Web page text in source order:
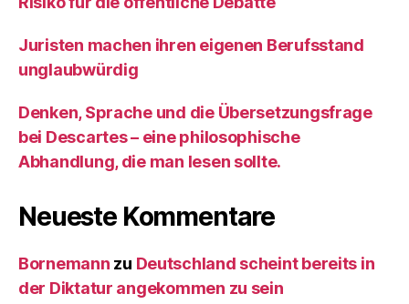
Juristen machen ihren eigenen Berufsstand
unglaubwürdig
Denken, Sprache und die Übersetzungsfrage
bei Descartes – eine philosophische
Abhandlung, die man lesen sollte.
Neueste Kommentare
Bornemann zu Deutschland scheint bereits in
der Diktatur angekommen zu sein